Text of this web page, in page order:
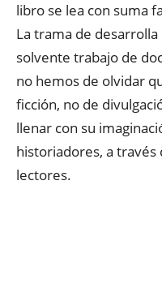
libro se lea con suma
La trama de
solvente trabajo de
no hemos de olvidar
ficción, no de
llenar con su
historiadores, a
lectores.